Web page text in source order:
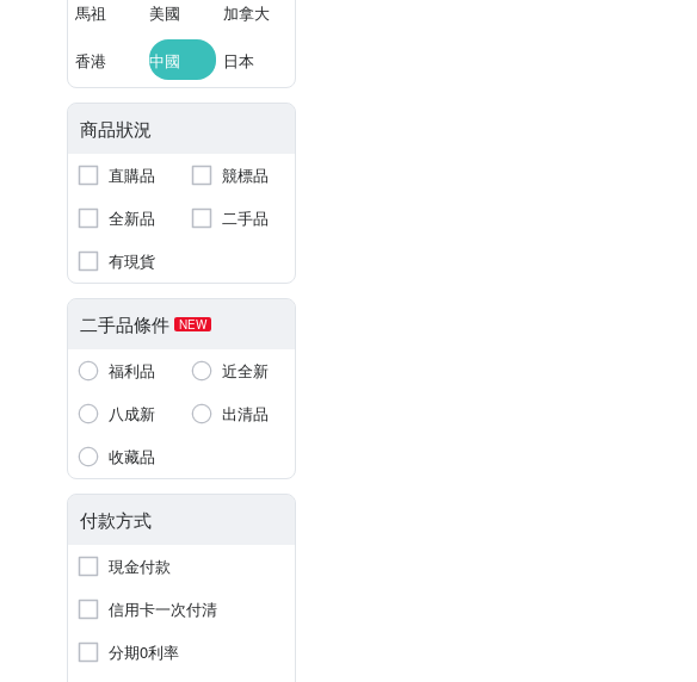
馬祖 美國 加拿大
香港 中國 日本
商品狀況
直購品
競標品
全新品
二手品
有現貨
二手品條件 NEW
福利品
近全新
八成新
出清品
收藏品
付款方式
現金付款
信用卡一次付清
分期0利率